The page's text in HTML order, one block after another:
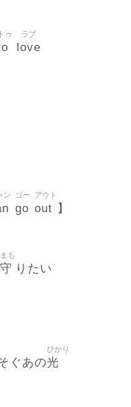
トゥ
love
ラブ
ン
go
ゴー
out
アウト
】
守
まも
りたい
ぐあの光
ひかり